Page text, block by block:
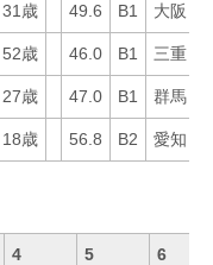
31歳 49.6 B1 大阪
52歳 46.0 B1 三重
27歳 47.0 B1 群馬
18歳 56.8 B2 愛知
4 5 6